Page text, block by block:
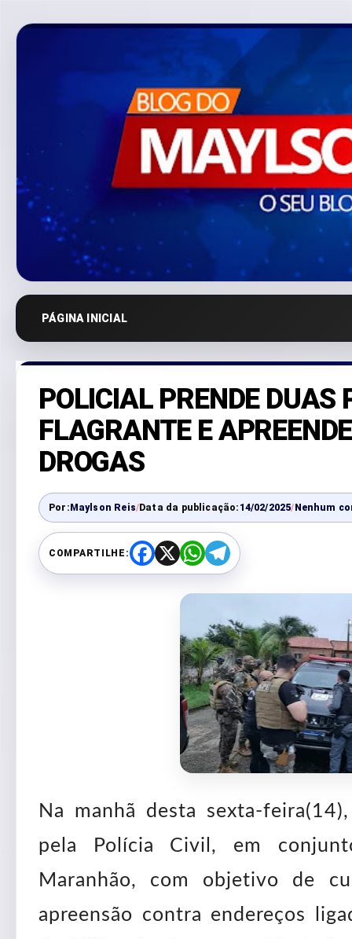
PÁGINA INICIAL
POLICIAL PRENDE DUAS
FLAGRANTE E
DROGAS
Por:Maylson Reis/Data da publicação: 14/02/2025/Nenhum
COMPARTILHE:
F
a
X
W
h
t
p
p
T
e
e
r
a
m
Na manhã desta sexta-
pela Polícia Civil, em
Maranhão, com objetivo de
apreensão contra endereços